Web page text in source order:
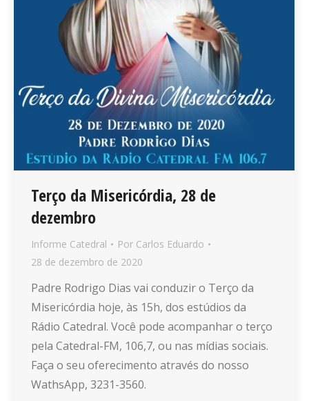
Terço da Misericórdia, 28 de
dezembro
Informe Catedral Por Carlos Eduardo
28 de dezembro de 2020
Padre Rodrigo Dias vai conduzir o Terço da
Misericórdia hoje, às 15h, dos estúdios da
Rádio Catedral. Você pode acompanhar o terço
pela Catedral-FM, 106,7, ou nas mídias sociais.
Faça o seu oferecimento através do nosso
WathsApp, 3231-3560.